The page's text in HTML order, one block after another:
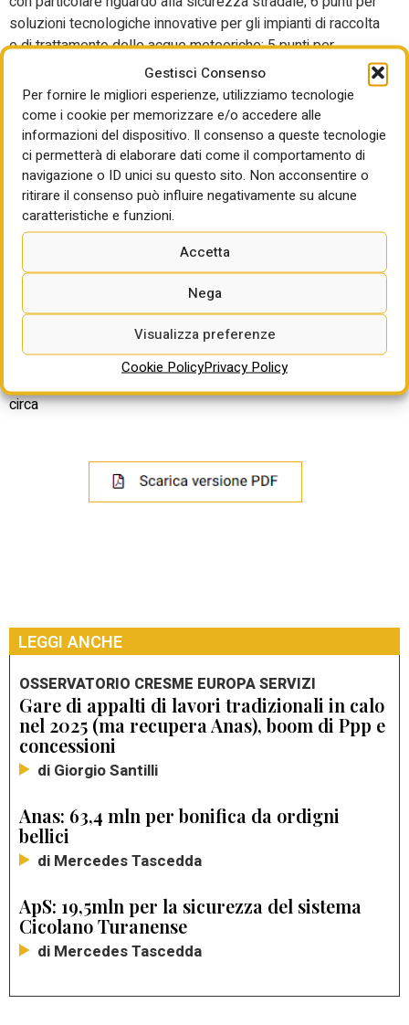
Gestisci Consenso
Per fornire le migliori esperienze, utilizziamo tecnologie
come i cookie per memorizzare e/o accedere alle
informazioni del dispositivo. Il consenso a queste tecnologie
ci permetterà di elaborare dati come il comportamento di
navigazione o ID unici su questo sito. Non acconsentire o
ritirare il consenso può influire negativamente su alcune
caratteristiche e funzioni.
Accetta
Nega
Visualizza preferenze
Cookie PolicyPrivacy Policy
soluzioni tecnologiche innovative per gli impianti di raccolta
e di trattamento delle acque meteoriche; 5 punti per
certificazioni (sistemi di gestione per la salute e la
sicurezza nei luoghi di lavoro, la sicurezza stradale e la
gestione ambientale); 4 punti per metodologia BIM –
offerta di gestione informativa.
Per l’esecuzione dei lavori è previsto un tempo
contrattuale di 672 giorni.
Termine per la partecipazione:
https://www.fvgstrade.it/it/30522/procedura-aperta-gara-
04-2026-gara-europea-a-procedura-aperta-per-l-
affidamento-dell-intervento-denominato-s-s-52-carnica-
lavori-di-ricostruzione-del-ponte-sul-fiume-fella-nei-
circa
LEGGI ANCHE
OSSERVATORIO CRESME EUROPA SERVIZI
Gare di appalti di lavori tradizionali in calo
nel 2025 (ma recupera Anas), boom di Ppp e
concessioni
di Giorgio Santilli
Anas: 63,4 mln per bonifica da ordigni
bellici
di Mercedes Tascedda
ApS: 19,5mln per la sicurezza del sistema
Cicolano Turanense
di Mercedes Tascedda